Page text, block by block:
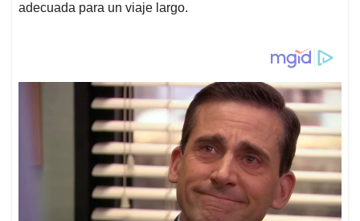
adecuada para un viaje largo.